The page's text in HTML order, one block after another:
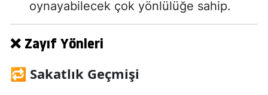
oynayabilecek çok yönlülüğe sahip.
❌ Zayıf Yönleri
🔁 Sakatlık Geçmişi